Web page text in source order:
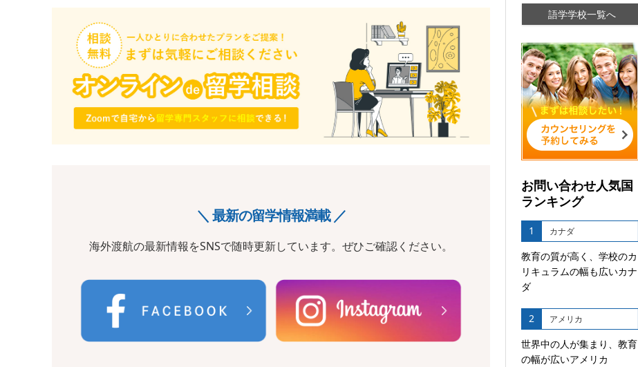
＼ 最新の留学情報満載 ／
海外渡航の最新情報をSNSで随時更新しています。ぜひご確認ください。
語学学校一覧へ
お問い合わせ人気国
ランキング
1 カナダ
教育の質が高く、学校のカ
リキュラムの幅も広いカナ
ダ
2 アメリカ
世界中の人が集まり、教育
の幅が広いアメリカ